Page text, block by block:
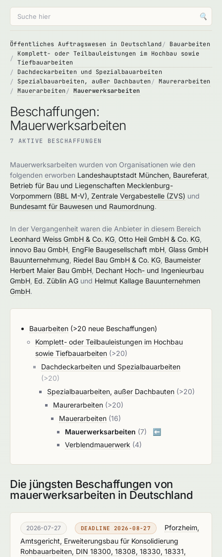
🔍
Öffentliches Auftragswesen in Deutschland
Bauarbeiten
Komplett- oder Teilbauleistungen im Hochbau sowie
Tiefbauarbeiten
Dachdeckarbeiten und Spezialbauarbeiten
Spezialbauarbeiten, außer Dachbauten
Maurerarbeiten
Mauerarbeiten
Mauerwerksarbeiten
Beschaffungen:
Mauerwerksarbeiten
7 AKTIVE BESCHAFFUNGEN
Mauerwerksarbeiten wurden von Organisationen wie den
folgenden erworben Landeshauptstadt München, Baureferat
Betrieb für Bau und Liegenschaften Mecklenburg-
Vorpommern (BBL M-V), Zentrale Vergabestelle (ZVS) und
Bundesamt für Bauwesen und Raumordnung.
In der Vergangenheit waren die Anbieter in diesem Bereich
Leonhard Weiss GmbH & Co. KG Otto Heil GmbH & Co. KG
innovo Bau GmbH EngFle Baugesellschaft mbH Glass GmbH
Bauunternehmung Riedel Bau GmbH & Co. KG Baumeister
Herbert Maier Bau GmbH Dechant Hoch- und Ingenieurbau
GmbH Ed. Züblin AG und Helmut Kallage Bauunternehmen
GmbH.
Bauarbeiten (>20 neue Beschaffungen)
Komplett- oder Teilbauleistungen im Hochbau
sowie Tiefbauarbeiten (>20)
Dachdeckarbeiten und Spezialbauarbeiten
(>20)
Spezialbauarbeiten, außer Dachbauten (>20)
Maurerarbeiten (>20)
Mauerarbeiten (16)
Mauerwerksarbeiten (7) ⬅️
Verblendmauerwerk (4)
Die jüngsten Beschaffungen von
mauerwerksarbeiten in Deutschland
2026-07-27 DEADLINE 2026-08-27
Pforzheim,
Amtsgericht, Erweiterungsbau für Konsolidierung
Rohbauarbeiten, DIN 18300, 18308, 18330, 18331,